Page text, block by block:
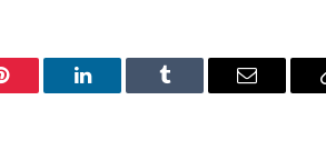
LinkedIn Tumblr Email